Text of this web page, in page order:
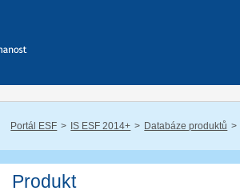
Portál ESF IS ESF 2014+ Databáze produktů
Produkt